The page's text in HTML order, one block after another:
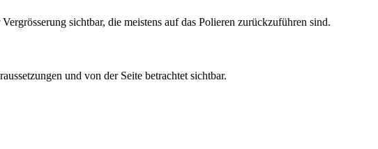
sichtbar, die meistens auf das Polieren zurückzuführen sind.
und von der Seite betrachtet sichtbar.